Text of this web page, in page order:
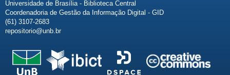
Universidade de Brasília - Biblioteca Central
Coordenadoria de Gestão da Informação Digital - GID
(61) 3107-2683
repositorio@unb.br